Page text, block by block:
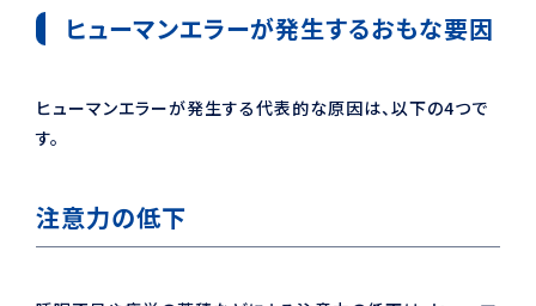
ヒューマンエラーが発生するおもな要因
ヒューマンエラーが発生する代表的な原因は、以下の4つで
す。
注意力の低下